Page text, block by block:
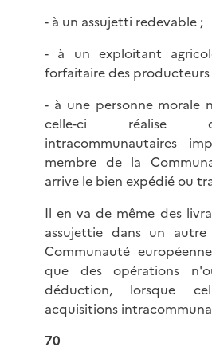
- à un assujetti redevable ;
- à un exploitant
forfaitaire des producteurs
- à une personne morale
celle-ci réalise
intracommunautaires
membre de la
arrive le bien expédié ou
Il en va de même des
assujettie dans un
Communauté
que des opérations
déduction, lorsque
acquisitions
70